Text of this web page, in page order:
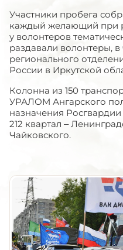
Участники пробега
каждый желающий при
у волонтеров
раздавали волонтеры,
регионального
России в Иркутской
Колонна из 150
УРАЛОМ Ангарского
назначения
212 квартал –
Чайковского.